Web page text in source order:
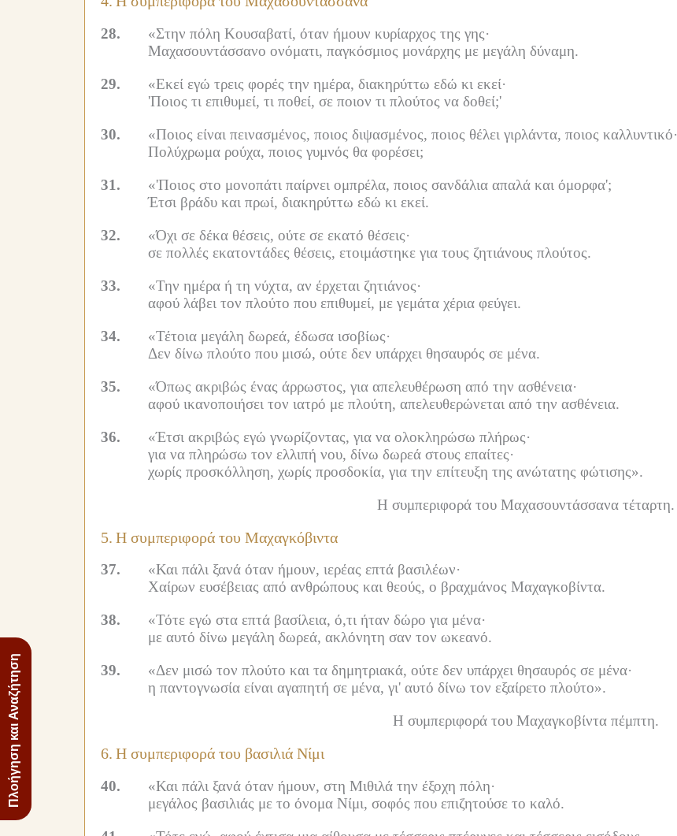
Πλοήγηση και Αναζήτηση
28.
«Στην πόλη Κουσαβατί, όταν ήμουν κυρίαρχος της γης·
Μαχασουντάσσανο ονόματι, παγκόσμιος μονάρχης με μεγάλη δύναμη.
29.
«Εκεί εγώ τρεις φορές την ημέρα, διακηρύττω εδώ κι εκεί·
'Ποιος τι επιθυμεί, τι ποθεί, σε ποιον τι πλούτος να δοθεί;'
30.
«Ποιος είναι πεινασμένος, ποιος διψασμένος, ποιος θέλει γιρλάντα, ποιος καλλυντικό·
Πολύχρωμα ρούχα, ποιος γυμνός θα φορέσει;
31.
«'Ποιος στο μονοπάτι παίρνει ομπρέλα, ποιος σανδάλια απαλά και όμορφα';
Έτσι βράδυ και πρωί, διακηρύττω εδώ κι εκεί.
32.
«Όχι σε δέκα θέσεις, ούτε σε εκατό θέσεις·
σε πολλές εκατοντάδες θέσεις, ετοιμάστηκε για τους ζητιάνους πλούτος.
33.
«Την ημέρα ή τη νύχτα, αν έρχεται ζητιάνος·
αφού λάβει τον πλούτο που επιθυμεί, με γεμάτα χέρια φεύγει.
34.
«Τέτοια μεγάλη δωρεά, έδωσα ισοβίως·
Δεν δίνω πλούτο που μισώ, ούτε δεν υπάρχει θησαυρός σε μένα.
35.
«Όπως ακριβώς ένας άρρωστος, για απελευθέρωση από την ασθένεια·
αφού ικανοποιήσει τον ιατρό με πλούτη, απελευθερώνεται από την ασθένεια.
36.
«Έτσι ακριβώς εγώ γνωρίζοντας, για να ολοκληρώσω πλήρως·
για να πληρώσω τον ελλιπή νου, δίνω δωρεά στους επαίτες·
χωρίς προσκόλληση, χωρίς προσδοκία, για την επίτευξη της ανώτατης φώτισης».
Η συμπεριφορά του Μαχασουντάσσανα τέταρτη.
5. Η συμπεριφορά του Μαχαγκόβιντα
37.
«Και πάλι ξανά όταν ήμουν, ιερέας επτά βασιλέων·
Χαίρων ευσέβειας από ανθρώπους και θεούς, ο βραχμάνος Μαχαγκοβίντα.
38.
«Τότε εγώ στα επτά βασίλεια, ό,τι ήταν δώρο για μένα·
με αυτό δίνω μεγάλη δωρεά, ακλόνητη σαν τον ωκεανό.
39.
«Δεν μισώ τον πλούτο και τα δημητριακά, ούτε δεν υπάρχει θησαυρός σε μένα·
η παντογνωσία είναι αγαπητή σε μένα, γι' αυτό δίνω τον εξαίρετο πλούτο».
Η συμπεριφορά του Μαχαγκοβίντα πέμπτη.
6. Η συμπεριφορά του βασιλιά Νίμι
40.
«Και πάλι ξανά όταν ήμουν, στη Μιθιλά την έξοχη πόλη·
μεγάλος βασιλιάς με το όνομα Νίμι, σοφός που επιζητούσε το καλό.